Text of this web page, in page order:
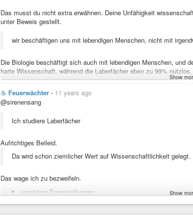
Das musst du nicht extra erwähnen. Deine Unfähigkeit
unter Beweis gestellt.
wir beschäftigen uns mit lebendigen Menschen, nicht mit
Die Biologie beschäftigt sich auch mit lebendigen Menschen, und
harte Wissenschaft, während die Laberfächer eben zu 99%
Was haben die harten Wissenschaften allein in den letzten 3
sich das gar nicht mehr richtig vorstellen kann. Ein Leben ohne
Erde wurden davon erfasst und diese Technologien haben die Welt
ebenso unbeschreiblich.
Errungenschaften von Germanistik, Soziologie und Co?
Vor 50 Jahren machten 5% aller Schüler das Abitur und
exponentiell zugenommen, aber einen sichtbaren Mehrwert gibt es
Qualitätsmedien werden öffentlich durch den Kakao gezogen –
deutsche Bildungssystem und die deutsche Literatur kackt voll ab
Show
♨ Feuerwächter - 11 years ago
@sirenensang
Ich studiere Laberfächer
Aufrichtiges Beileid.
Da wird schon ziemlicher Wert auf Wissenschaftlichkeit gelegt.
Das wage ich zu bezweifeln.
unpräzise Fragestellungen
nicht falsifizierbare Fragestellungen
tabuisierte Fragestellungen
Show